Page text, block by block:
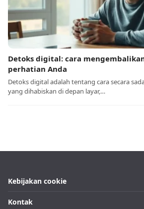
Detoks digital: cara
perhatian Anda
Detoks digital adalah tentang cara secara
yang dihabiskan di depan layar,…
Kebijakan cookie
Kontak